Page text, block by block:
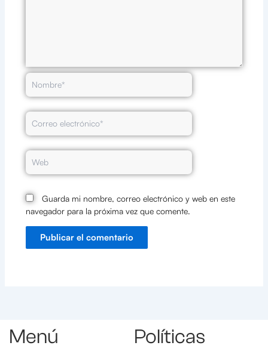
Nombre*
Correo
electrónico*
Web
Guarda mi nombre, correo electrónico y web en este
navegador para la próxima vez que comente.
Menú Políticas